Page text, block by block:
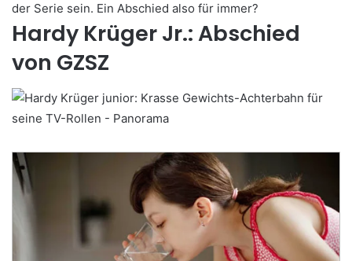
der Serie sein. Ein Abschied also für immer?
Hardy Krüger Jr.: Abschied
von GZSZ